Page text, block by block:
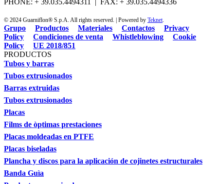
© 2024 Guarniflon® S.p.A. All rights reserved. | Powered by Teknet.
Grupo Productos Materiales Contactos
Privacy
Policy
Condiciones de venta Whistleblowing
Cookie
Policy
UE 2018/851
PRODUCTOS
Tubos y barras
Tubos extrusionados
Barras extruidas
Tubos extrusionados
Placas
Films de òptimas prestaciones
Placas moldeadas en PTFE
Placas biseladas
Plancha y discos para la aplicación de cojinetes estructurales
Banda Guìa